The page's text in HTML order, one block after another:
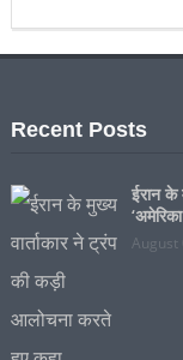
Recent Posts
ईरान के
August